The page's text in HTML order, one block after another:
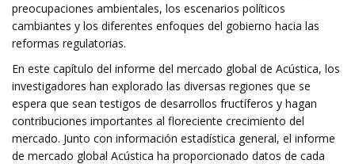
preocupaciones ambientales, los escenarios políticos
cambiantes y los diferentes enfoques del gobierno hacia las
reformas regulatorias.
En este capítulo del informe del mercado global de Acústica, los
investigadores han explorado las diversas regiones que se
espera que sean testigos de desarrollos fructíferos y hagan
contribuciones importantes al floreciente crecimiento del
mercado. Junto con información estadística general, el informe
de mercado global Acústica ha proporcionado datos de cada